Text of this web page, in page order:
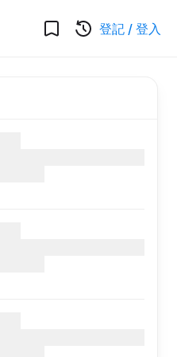
登記 / 登入